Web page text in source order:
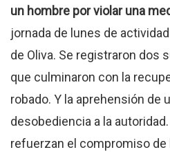
un hombre por violar una
jornada de lunes de
de Oliva. Se registraron dos
que culminaron con la
robado. Y la aprehensión de
desobediencia a la
refuerzan el compromiso de